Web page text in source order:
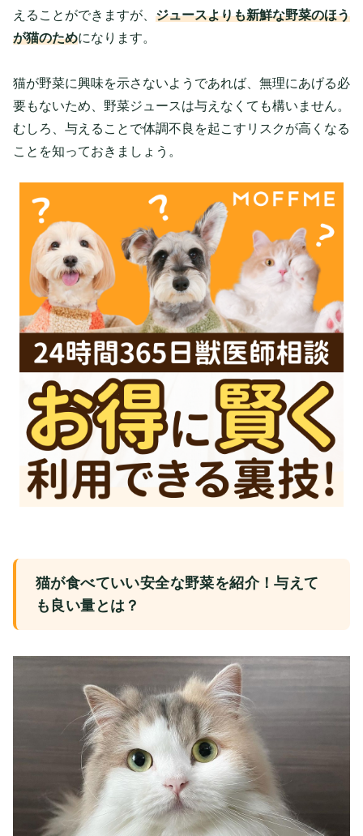
えることができますが、 ジュースよりも新鮮な野菜のほう
が猫のためになります。
猫が野菜に興味を示さないようであれば、無理にあげる必
要もないため、野菜ジュースは与えなくても構いません。
むしろ、与えることで体調不良を起こすリスクが高くなる
ことを知っておきましょう。
猫が食べていい安全な野菜を紹介！与えて
も良い量とは？